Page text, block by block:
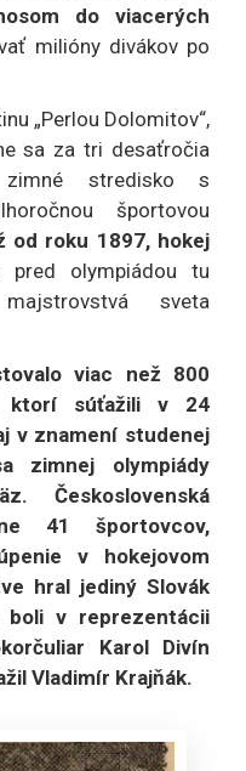
do viacerých
milióny divákov po
„Perlou Dolomitov“,
sa za tri desaťročia
stredisko s
športovou
od roku 1897, hokej
pred olympiádou tu
sveta
viac než 800
ktorí súťažili v 24
v znamení studenej
olympiády
Československá
41 športovcov,
v hokejovom
hral jediný Slovák
boli v reprezentácii
Karol Divín
Vladimír Krajňák.